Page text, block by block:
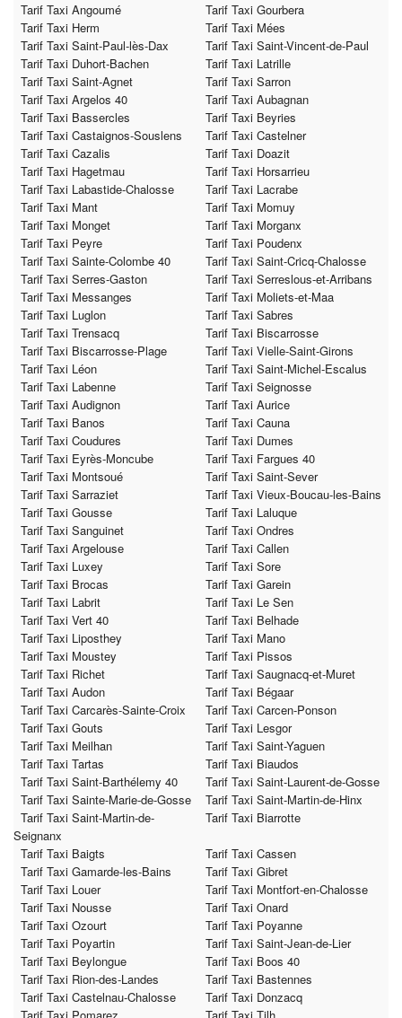
Tarif Taxi Angoumé
Tarif Taxi Gourbera
Tarif Taxi Herm
Tarif Taxi Mées
Tarif Taxi Saint-Paul-lès-Dax
Tarif Taxi Saint-Vincent-de-Paul
Tarif Taxi Duhort-Bachen
Tarif Taxi Latrille
Tarif Taxi Saint-Agnet
Tarif Taxi Sarron
Tarif Taxi Argelos 40
Tarif Taxi Aubagnan
Tarif Taxi Bassercles
Tarif Taxi Beyries
Tarif Taxi Castaignos-Souslens
Tarif Taxi Castelner
Tarif Taxi Cazalis
Tarif Taxi Doazit
Tarif Taxi Hagetmau
Tarif Taxi Horsarrieu
Tarif Taxi Labastide-Chalosse
Tarif Taxi Lacrabe
Tarif Taxi Mant
Tarif Taxi Momuy
Tarif Taxi Monget
Tarif Taxi Morganx
Tarif Taxi Peyre
Tarif Taxi Poudenx
Tarif Taxi Sainte-Colombe 40
Tarif Taxi Saint-Cricq-Chalosse
Tarif Taxi Serres-Gaston
Tarif Taxi Serreslous-et-Arribans
Tarif Taxi Messanges
Tarif Taxi Moliets-et-Maa
Tarif Taxi Luglon
Tarif Taxi Sabres
Tarif Taxi Trensacq
Tarif Taxi Biscarrosse
Tarif Taxi Biscarrosse-Plage
Tarif Taxi Vielle-Saint-Girons
Tarif Taxi Léon
Tarif Taxi Saint-Michel-Escalus
Tarif Taxi Labenne
Tarif Taxi Seignosse
Tarif Taxi Audignon
Tarif Taxi Aurice
Tarif Taxi Banos
Tarif Taxi Cauna
Tarif Taxi Coudures
Tarif Taxi Dumes
Tarif Taxi Eyrès-Moncube
Tarif Taxi Fargues 40
Tarif Taxi Montsoué
Tarif Taxi Saint-Sever
Tarif Taxi Sarraziet
Tarif Taxi Vieux-Boucau-les-Bains
Tarif Taxi Gousse
Tarif Taxi Laluque
Tarif Taxi Sanguinet
Tarif Taxi Ondres
Tarif Taxi Argelouse
Tarif Taxi Callen
Tarif Taxi Luxey
Tarif Taxi Sore
Tarif Taxi Brocas
Tarif Taxi Garein
Tarif Taxi Labrit
Tarif Taxi Le Sen
Tarif Taxi Vert 40
Tarif Taxi Belhade
Tarif Taxi Liposthey
Tarif Taxi Mano
Tarif Taxi Moustey
Tarif Taxi Pissos
Tarif Taxi Richet
Tarif Taxi Saugnacq-et-Muret
Tarif Taxi Audon
Tarif Taxi Bégaar
Tarif Taxi Carcarès-Sainte-Croix
Tarif Taxi Carcen-Ponson
Tarif Taxi Gouts
Tarif Taxi Lesgor
Tarif Taxi Meilhan
Tarif Taxi Saint-Yaguen
Tarif Taxi Tartas
Tarif Taxi Biaudos
Tarif Taxi Saint-Barthélemy 40
Tarif Taxi Saint-Laurent-de-Gosse
Tarif Taxi Sainte-Marie-de-Gosse
Tarif Taxi Saint-Martin-de-Hinx
Tarif Taxi Saint-Martin-de-
Seignanx
Tarif Taxi Biarrotte
Tarif Taxi Baigts
Tarif Taxi Cassen
Tarif Taxi Gamarde-les-Bains
Tarif Taxi Gibret
Tarif Taxi Louer
Tarif Taxi Montfort-en-Chalosse
Tarif Taxi Nousse
Tarif Taxi Onard
Tarif Taxi Ozourt
Tarif Taxi Poyanne
Tarif Taxi Poyartin
Tarif Taxi Saint-Jean-de-Lier
Tarif Taxi Beylongue
Tarif Taxi Boos 40
Tarif Taxi Rion-des-Landes
Tarif Taxi Bastennes
Tarif Taxi Castelnau-Chalosse
Tarif Taxi Donzacq